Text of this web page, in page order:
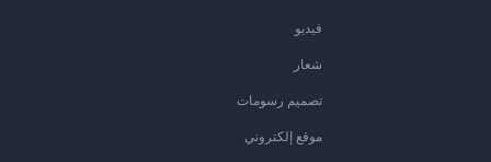
فيديو
شعار
تصميم رسومات
موقع إلكتروني